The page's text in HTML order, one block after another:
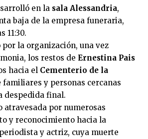
en la sala Alessandria,
baja de la empresa funeraria,
11:30.
la organización, una vez
los restos de Ernestina Pais
hacia el Cementerio de la
familiares y personas cercanas
despedida final.
atravesada por numerosas
y reconocimiento hacia la
y actriz, cuya muerte